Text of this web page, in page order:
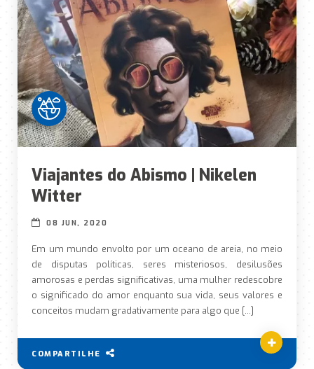
Viajantes do Abismo | Nikelen
Witter
08 JUN, 2020
Em um mundo envolto por um oceano de areia, no meio
de disputas políticas, seres misteriosos, desilusões
amorosas e perdas significativas, uma mulher redescobre
o significado do amor enquanto sua vida, seus valores e
conceitos mudam gradativamente para algo que […]
COMPARTILHE